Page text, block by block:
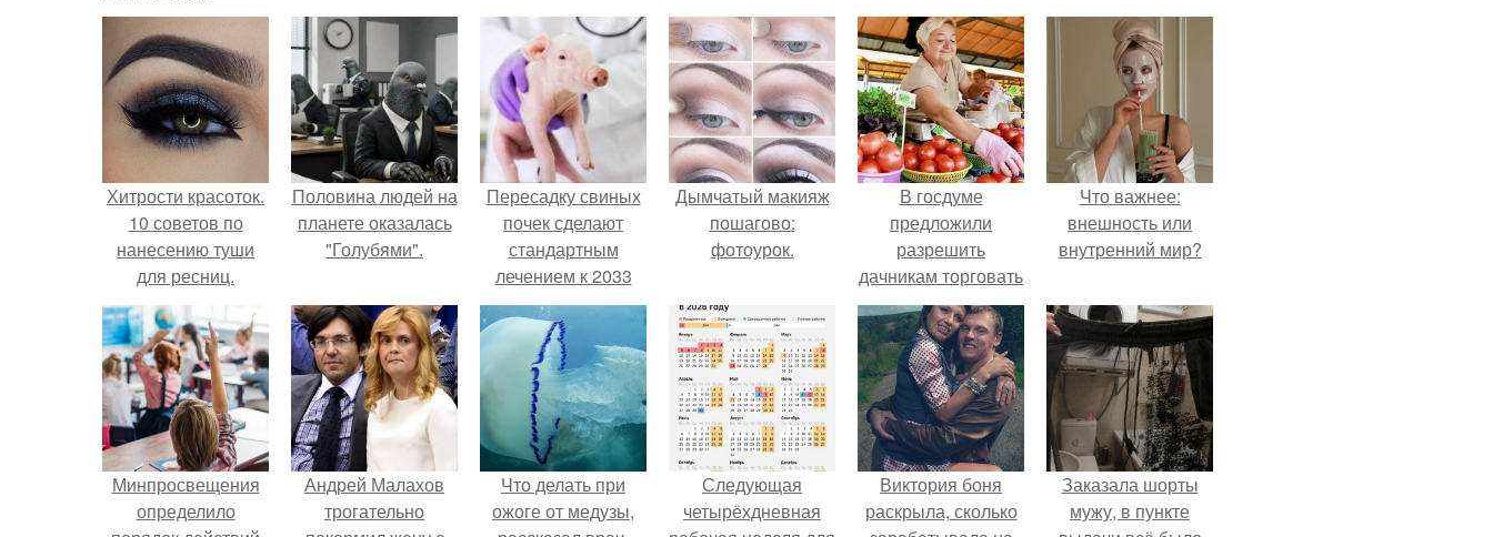
Хитрости красоток.
10 советов по
нанесению туши
для ресниц.
Половина людей на
планете оказалась
"Голубями".
Пересадку свиных
почек сделают
стандартным
лечением к 2033
году в Японии.
Дымчатый макияж
пошагово:
фотоурок.
В госдуме
предложили
разрешить
дачникам торговать
своей
сельхозпродукцией
в людных местах.
Что важнее:
внешность или
внутренний мир?
Минпросвещения
определило
Андрей Малахов
трогательно
Что делать при
ожоге от медузы,
Следующая
четырёхдневная
Виктория боня
раскрыла, сколько
Заказала шорты
мужу, в пункте